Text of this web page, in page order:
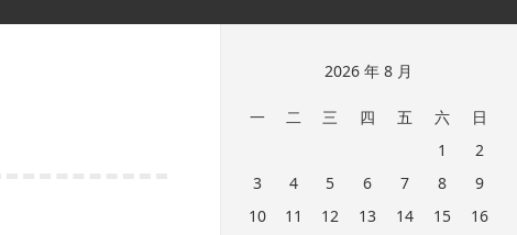
页
2026 年 8 月
一 二 三 四 五 六
日
1
2
3
4 5 6 7 8
9
10
11 12 13 14 15
16